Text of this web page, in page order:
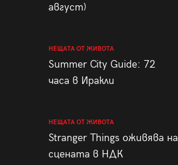
август)
НЕЩАТА ОТ ЖИВОТА
Summer City Guide: 72
часа в Иракли
НЕЩАТА ОТ ЖИВОТА
Stranger Things оживява на
сцената в НДК